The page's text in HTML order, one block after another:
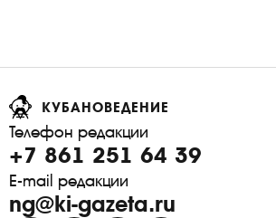
КУБАНОВЕДЕНИЕ
Телефон редакции
+7 861 251 64 39
E-mail редакции
ng@ki-gazeta.ru